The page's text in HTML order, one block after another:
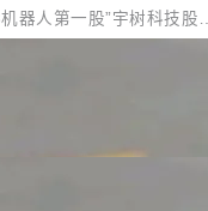
多数 agent harness 的
能力—...
策的核心只有一句话：
、审阅、建议，但不能用
关键变更，除非作者本身
锁定 36 个月
器人第一股”宇树科技股份
价格及战略配售结果，杭
本次宇树科技战略配售对
修复多次传递同